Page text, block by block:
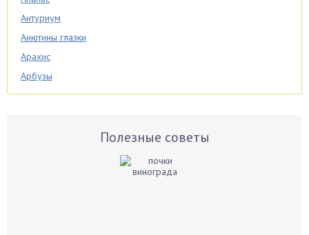
Антуриум
Анютины глазки
Арахис
Арбузы
Аспарагус
Полезные советы